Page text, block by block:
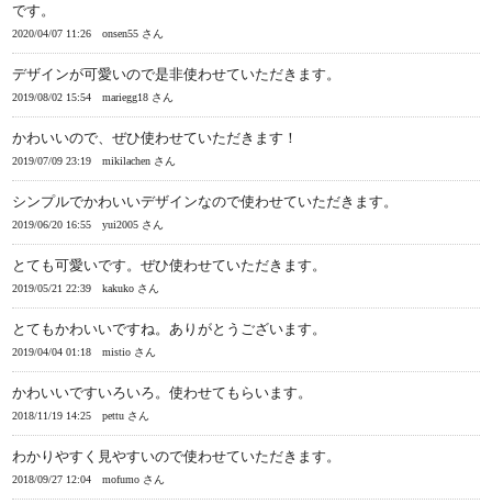
です。
2020/04/07 11:26 onsen55 さん
デザインが可愛いので是非使わせていただきます。
2019/08/02 15:54 mariegg18 さん
かわいいので、ぜひ使わせていただきます！
2019/07/09 23:19 mikilachen さん
シンプルでかわいいデザインなので使わせていただきます。
2019/06/20 16:55 yui2005 さん
とても可愛いです。ぜひ使わせていただきます。
2019/05/21 22:39 kakuko さん
とてもかわいいですね。ありがとうございます。
2019/04/04 01:18 mistio さん
かわいいですいろいろ。使わせてもらいます。
2018/11/19 14:25 pettu さん
わかりやすく見やすいので使わせていただきます。
2018/09/27 12:04 mofumo さん